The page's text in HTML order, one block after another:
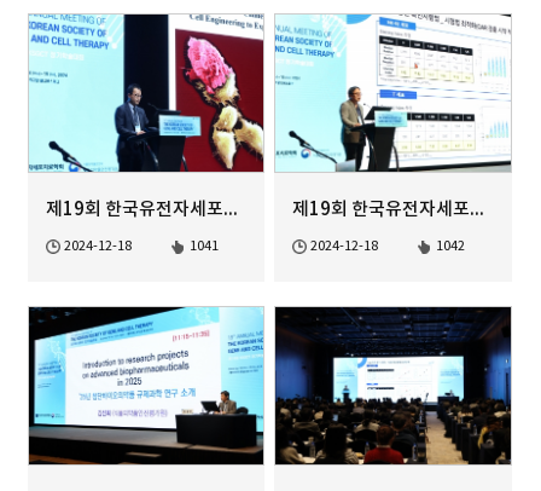
제19회 한국유전자세포치료학회 정기학술대회
2024-12-18 1041
제19회 한국유전자세포치료학회 정기학술대회
2024-12-18 1042